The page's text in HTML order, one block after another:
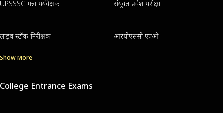
UPSSSC गन्ना पर्यवेक्षक संयुक्त प्रवेश परीक्षा
लाइव स्टॉक निरीक्षक आरपीएससी एएओ
Show More
College Entrance Exams